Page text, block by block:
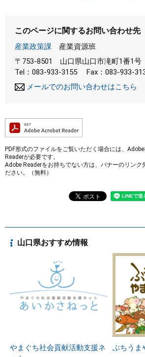
このページに関するお問い合わせ先
産業政策課
産業資源班
〒753-8501
山口県山口市滝町1番1号
Tel：083-933-3155
Fax：083-933-
メールでのお問い合わせはこちら
PDF形式のファイルをご覧いただく場合には、
Readerが必要です。
Adobe Readerをお持ちでない方は、バナーのリンク
ださい。（無料）
山口県おすすめ情報
やまぐち社会貢献活動支援ネ
ぶちうま